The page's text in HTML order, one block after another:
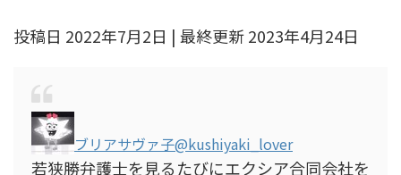
投稿日 2022年7月2日 | 最終更新 2023年4月24日
ブリアサヴァ子@kushiyaki_lover
若狭勝弁護士を見るたびにエクシア合同会社を